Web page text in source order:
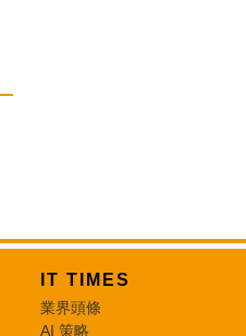
IT TIMES
業界頭條
AI 策略